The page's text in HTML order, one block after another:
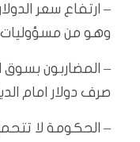
– ارتفاع سعر
وهو من مسؤوليات
– المضاربون بسوق
صرف دولار امام
– الحكومة لا